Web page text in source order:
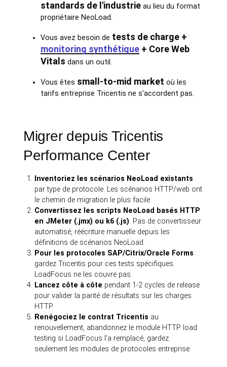
standards de l'industrieau lieu du format
propriétaire NeoLoad.
Vous avez besoin de tests de charge +
monitoring synthétique+ Core Web
Vitals dans un outil.
Vous êtes small-to-mid market où les
tarifs entreprise Tricentis ne s'accordent pas.
Migrer depuis Tricentis
Performance Center
Inventoriez les scénarios NeoLoad existants
par type de protocole. Les scénarios HTTP/web ont
le chemin de migration le plus facile.
Convertissez les scripts NeoLoad basés HTTP
en JMeter (.jmx) ou k6 (.js). Pas de convertisseur
automatisé, réécriture manuelle depuis les
définitions de scénarios NeoLoad.
Pour les protocoles SAP/Citrix/Oracle Forms :
gardez Tricentis pour ces tests spécifiques.
LoadFocus ne les couvre pas.
Lancez côte à côte pendant 1-2 cycles de release
pour valider la parité de résultats sur les charges
HTTP.
Renégociez le contrat Tricentis au
renouvellement, abandonnez le module HTTP load
testing si LoadFocus l'a remplacé, gardez
seulement les modules de protocoles entreprise.